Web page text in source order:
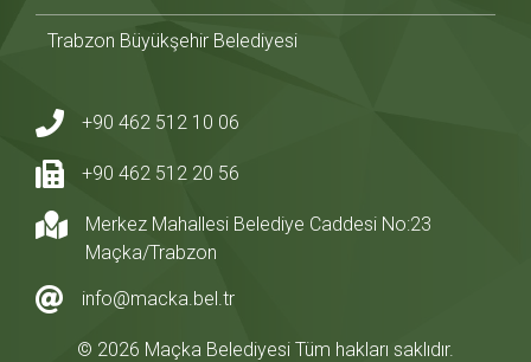
Trabzon Büyükşehir Belediyesi
+90 462 512 10 06
+90 462 512 20 56
Merkez Mahallesi Belediye Caddesi No:23
Maçka/Trabzon
info@macka.bel.tr
© 2026 Maçka Belediyesi Tüm hakları saklıdır.